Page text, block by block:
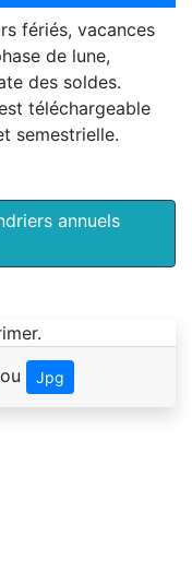
fériés, vacances
de lune,
des soldes.
téléchargeable
semestrielle.
annuels
ou Jpg